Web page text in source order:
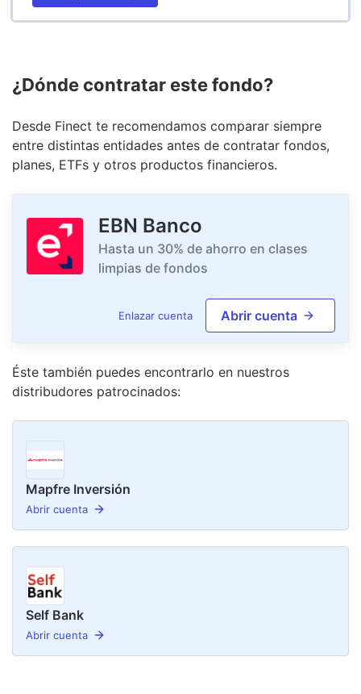
¿Dónde contratar este fondo?
Desde Finect te recomendamos comparar siempre
entre distintas entidades antes de contratar fondos,
planes, ETFs y otros productos financieros.
EBN Banco
Hasta un 30% de ahorro en clases
limpias de fondos
Enlazar cuenta Abrir cuenta
Éste también puedes encontrarlo en nuestros
distribudores patrocinados:
Mapfre Inversión
Abrir cuenta
Self Bank
Abrir cuenta